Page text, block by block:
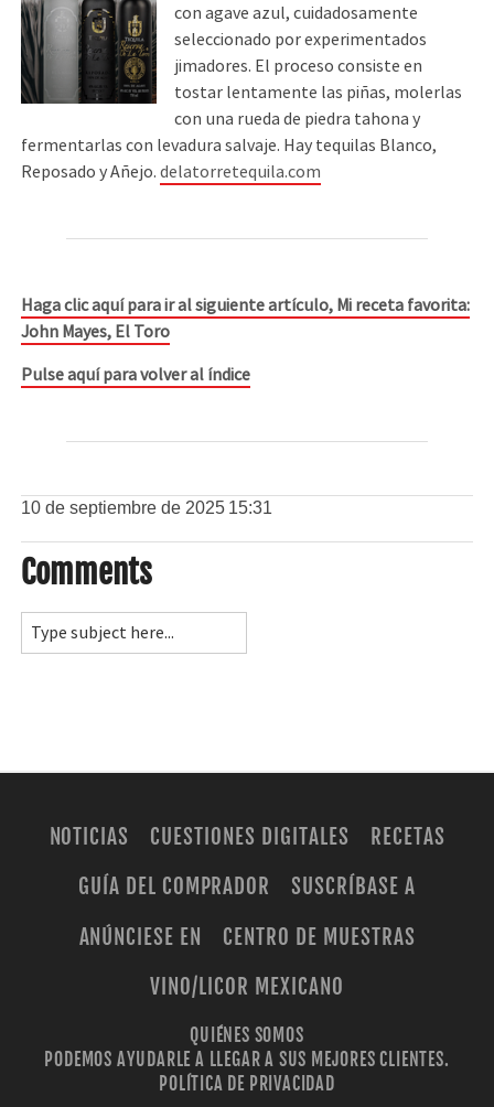
con agave azul, cuidadosamente
seleccionado por experimentados
jimadores. El proceso consiste en
tostar lentamente las piñas, molerlas
con una rueda de piedra tahona y
fermentarlas con levadura salvaje. Hay tequilas Blanco,
Reposado y Añejo.delatorretequila.com
Haga clic aquí para ir al siguiente artículo, Mi receta favorita:
John Mayes, El Toro
Pulse aquí para volver al índice
10 de septiembre de 2025 15:31
Comments
NOTICIAS CUESTIONES DIGITALES
RECETAS
GUÍA DEL COMPRADOR
SUSCRÍBASE A
ANÚNCIESE EN
CENTRO DE MUESTRAS
VINO/LICOR MEXICANO
QUIÉNES SOMOS
PODEMOS AYUDARLE A LLEGAR A SUS MEJORES CLIENTES.
POLÍTICA DE PRIVACIDAD